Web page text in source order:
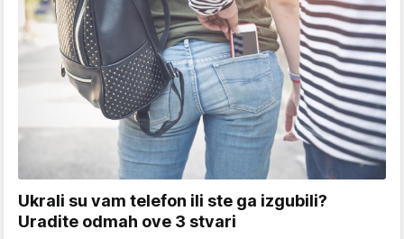
Ukrali su vam telefon ili ste ga izgubili?
Uradite odmah ove 3 stvari